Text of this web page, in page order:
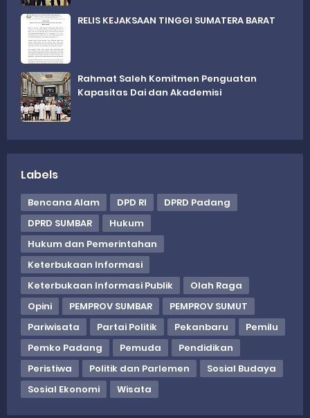
RELIS KEJAKSAAN TINGGI SUMATERA BARAT
Rahmat Saleh Komitmen Penguatan
Kapasitas Dai dan Akademisi
Labels
Bencana Alam DPD RI
DPRD Padang
DPRD SUMBAR
Hukum
Hukum dan Pemerintahan
Keterbukaan Informasi
Keterbukaan Informasi Publik
Olah Raga
Opini
PEMPROV SUMBAR
PEMPROV SUMUT
Pariwisata
Partai Politik Pekanbaru
Pemilu
Pemko Padang
Pemuda
Pendidikan
Peristiwa
Politik dan Parlemen
Sosial Budaya
Sosial Ekonomi
Wisata